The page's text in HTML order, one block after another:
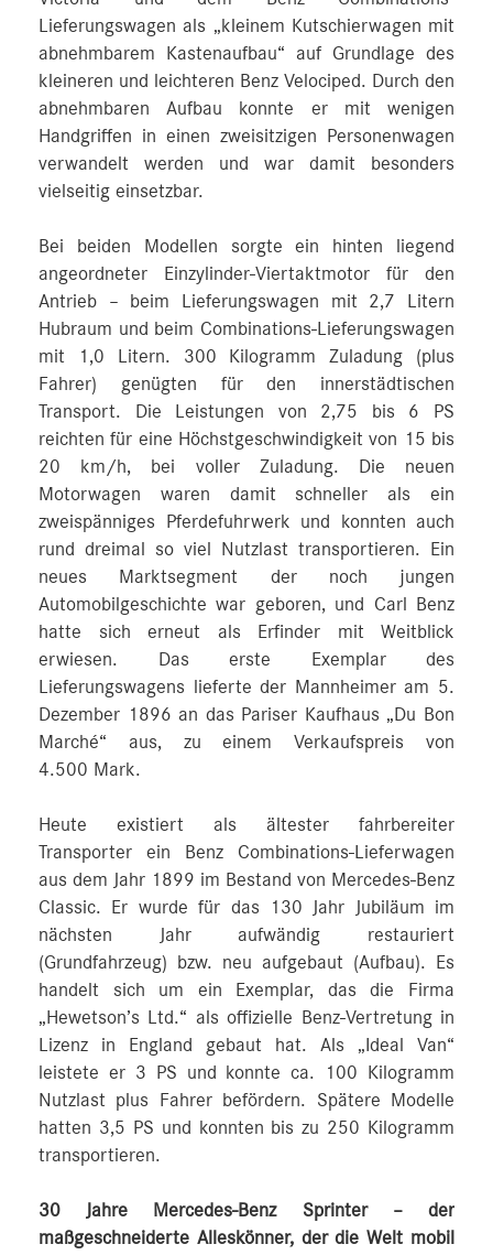
Lieferungswagen als „kleinem Kutschierwagen mit
abnehmbarem Kastenaufbau“ auf Grundlage des
kleineren und leichteren Benz Velociped. Durch den
abnehmbaren Aufbau konnte er mit wenigen
Handgriffen in einen zweisitzigen Personenwagen
verwandelt werden und war damit besonders
vielseitig einsetzbar.
Bei beiden Modellen sorgte ein hinten liegend
angeordneter Einzylinder-Viertaktmotor für den
Antrieb – beim Lieferungswagen mit 2,7 Litern
Hubraum und beim Combinations-Lieferungswagen
mit 1,0 Litern. 300 Kilogramm Zuladung (plus
Fahrer) genügten für den innerstädtischen
Transport. Die Leistungen von 2,75 bis 6 PS
reichten für eine Höchstgeschwindigkeit von 15 bis
20 km/h, bei voller Zuladung. Die neuen
Motorwagen waren damit schneller als ein
zweispänniges Pferdefuhrwerk und konnten auch
rund dreimal so viel Nutzlast transportieren. Ein
neues Marktsegment der noch jungen
Automobilgeschichte war geboren, und Carl Benz
hatte sich erneut als Erfinder mit Weitblick
erwiesen. Das erste Exemplar des
Lieferungswagens lieferte der Mannheimer am 5.
Dezember 1896 an das Pariser Kaufhaus „Du Bon
Marché“ aus, zu einem Verkaufspreis von
4.500 Mark.
Heute existiert als ältester fahrbereiter
Transporter ein Benz Combinations-Lieferwagen
aus dem Jahr 1899 im Bestand von Mercedes-Benz
Classic. Er wurde für das 130 Jahr Jubiläum im
nächsten Jahr aufwändig restauriert
(Grundfahrzeug) bzw. neu aufgebaut (Aufbau). Es
handelt sich um ein Exemplar, das die Firma
„Hewetson’s Ltd.“ als offizielle Benz-Vertretung in
Lizenz in England gebaut hat. Als „Ideal Van“
leistete er 3 PS und konnte ca. 100 Kilogramm
Nutzlast plus Fahrer befördern. Spätere Modelle
hatten 3,5 PS und konnten bis zu 250 Kilogramm
transportieren.
30 Jahre Mercedes-Benz Sprinter – der
maßgeschneiderte Alleskönner, der die Welt mobil